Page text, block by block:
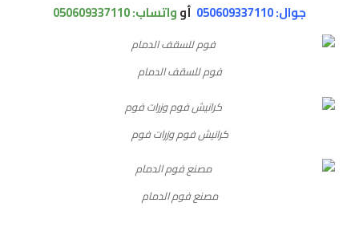
جوال: 050609337110
أوواتساب:050609337110
فوم للسقف الدمام
كرانيش فوم وزرات فوم
مصنع فوم الدمام